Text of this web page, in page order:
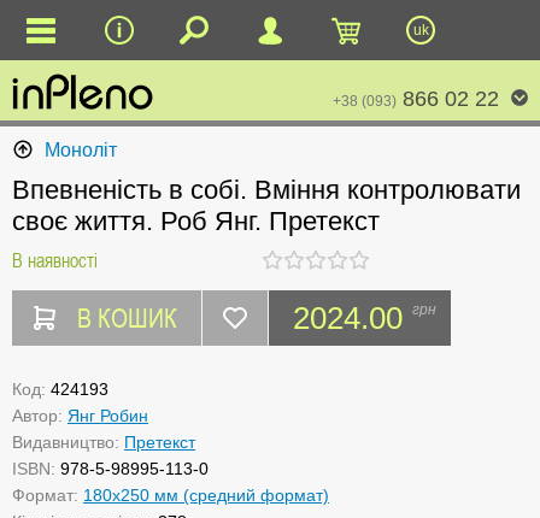
uk
+38 (093) 866 02 22
Моноліт
Впевненість в собі. Вміння контролювати
своє життя. Роб Янг. Претекст
В наявності
В КОШИК 2024.00 грн
Код: 424193
Автор: Янг Робин
Видавництво: Претекст
ISBN: 978-5-98995-113-0
Формат: 180x250 мм (средний формат)